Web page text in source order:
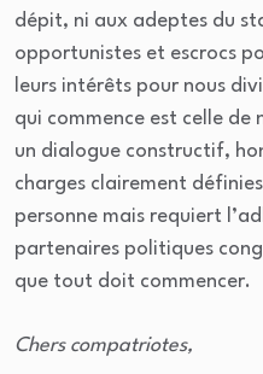
dépit, ni aux adeptes du
opportunistes et escrocs
leurs intérêts pour nous
qui commence est celle de
un dialogue constructif,
charges clairement
personne mais requiert
partenaires politiques
que tout doit commencer.
Chers compatriotes,